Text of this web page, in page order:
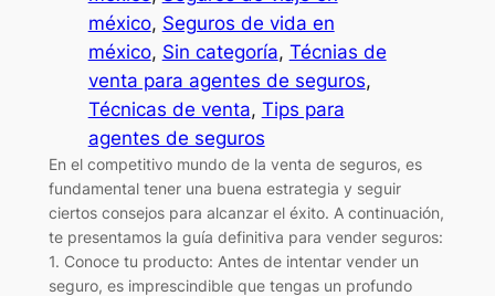
méxico, Seguros de vida en
méxico, Sin categoría, Técnias de
venta para agentes de seguros
Técnicas de venta, Tips para
agentes de seguros
En el competitivo mundo de la venta de seguros, es
fundamental tener una buena estrategia y seguir
ciertos consejos para alcanzar el éxito. A continuación,
te presentamos la guía definitiva para vender seguros:
1. Conoce tu producto: Antes de intentar vender un
seguro, es imprescindible que tengas un profundo